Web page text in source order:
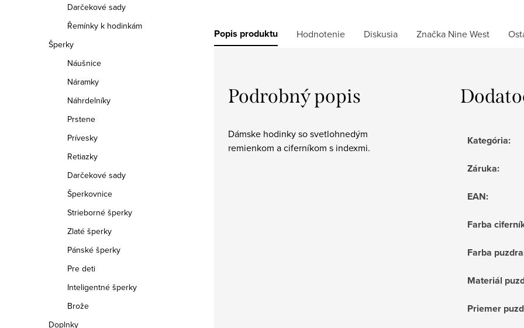
Darčekové sady
Řemínky k hodinkám
Šperky
Náušnice
Náramky
Náhrdelníky
Prstene
Prívesky
Retiazky
Darčekové sady
Šperkovnice
Strieborné šperky
Zlaté šperky
Pánské šperky
Pre deti
Inteligentné šperky
Brože
Doplnky
Popis produktu Hodnotenie Diskusia Značka Nine West
Podrobný popis
Dámske hodinky so svetlohnedým
remienkom a ciferníkom s indexmi.
Kategória:
Záruka:
EAN:
Farba
Farba puzdra
Materiál
Priemer